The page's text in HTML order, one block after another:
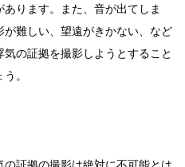
ります。また、音が出てしま
難しい、望遠がきかない、など
の証拠を撮影しようとすること
。